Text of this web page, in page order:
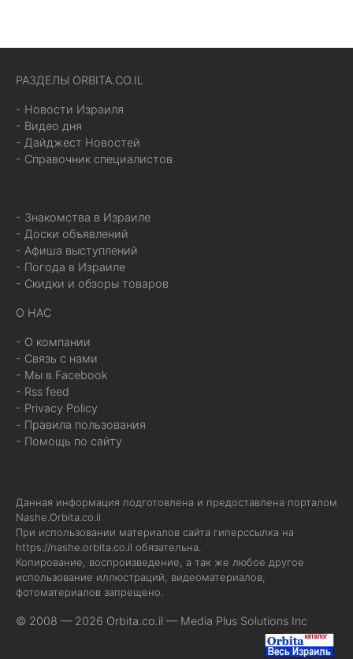
РАЗДЕЛЫ ORBITA.CO.IL
- Новости Израиля
- Видео дня
- Дайджест Новостей
- Справочник специалистов
- Знакомства в Израиле
- Доски объявлений
- Афиша выступлений
- Погода в Израиле
- Скидки и обзоры товаров
О НАС
- О компании
- Связь с нами
- Мы в Facebook
- Rss feed
- Privacy Policy
- Правила пользования
- Помощь по сайту
Данная информация подготовлена и предоставлена порталом
Nashe.Orbita.co.il
При использовании материалов сайта гиперссылка на
https://nashe.orbita.co.il обязательна.
Копирование, воспроизведение, а так же любое другое
использование иллюстраций, видеоматериалов,
фотоматериалов запрещено.
© 2008 — 2026 Orbita.co.il — Media Plus Solutions Inc